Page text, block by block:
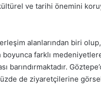
ve tarihi önemini
alanlarından biri
farklı
barındırmaktadır.
de ziyaretçilerine